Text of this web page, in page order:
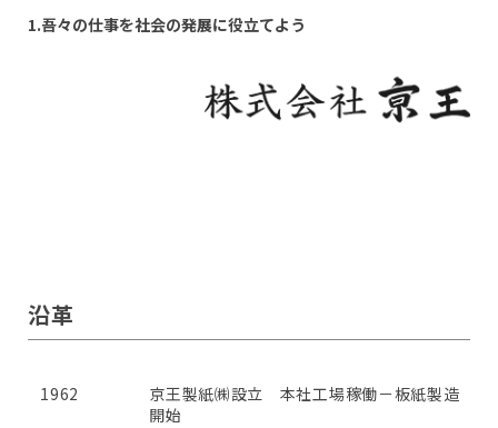
1.吾々の仕事を社会の発展に役立てよう
沿革
1962
京王製紙㈱設立 本社工場稼働－板紙製造
開始